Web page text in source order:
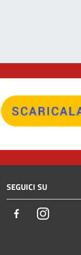
SEGUICI SU
FacebookInstagram